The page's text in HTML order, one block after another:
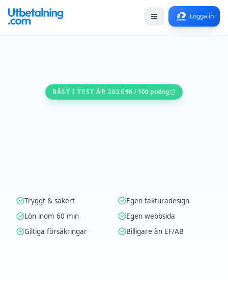
Logga in
BÄST I TEST ÅR 202696/ 100 poäng
Tryggt & säkert
Egen fakturadesign
Lön inom 60 min
Egen webbsida
Giltiga försäkringar
Billigare än EF/AB